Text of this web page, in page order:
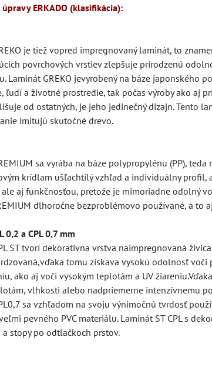
ERKADO (klasifikácia):
je tiež vopred impregnovaný laminát, to
povrchových vrstiev zlepšuje prirodzenú
Laminát GREKO jevyrobený na báze japonského
ľudí a životné prostredie, tak počas výroby ako aj
od ostatných, je jeho jedinečný dizajn. Tento
imitujú skutočné drevo.
sa vyrába na báze polypropylénu (PP),
krídlam ušľachtilý vzhľad a individuálny profil,
aj funkčnosťou, pretože je mimoriadne odolný
dlhoročne bezproblémovo používané, a to
0,2 a CPL 0,7 mm
ST tvorí dekoratívna vrstva naimpregnovaná
tomu získava vysokú odolnosť
ako aj voči vysokým teplotám a UV
vlhkosti alebo nadpriemerne intenzívnemu
sa vzhľadom na svoju výnimočnú tvrdosť
pevného PVC materiálu. Laminát ST CPL s
a stopy po odtlačkoch prstov.